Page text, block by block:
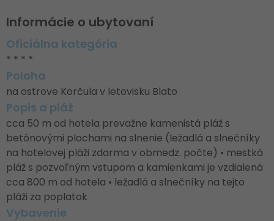
Informácie o ubytovaní
Oficiálna kategória
* * * *
Poloha
na ostrove Korčula v letovisku Blato
Popis a pláž
cca 50 m od hotela prevažne kamenistá pláž s
betónovými plochami na slnenie (ležadlá a slnečníky
na hotelovej pláži zdarma v obmedz. počte) • mestká
pláž s pozvoľným vstupom a kamienkami je vzdialená
cca 800 m od hotela • ležadlá a slnečníky na tejto
pláži za poplatok
Vybavenie